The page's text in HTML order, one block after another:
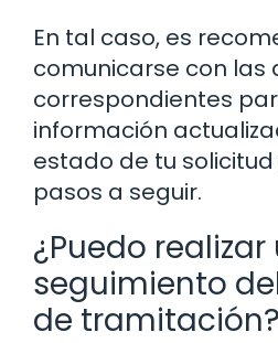
En tal caso, es
comunicarse con las
correspondientes
información
estado de tu
pasos a seguir.
¿Puedo realizar
seguimiento
de tramitación?